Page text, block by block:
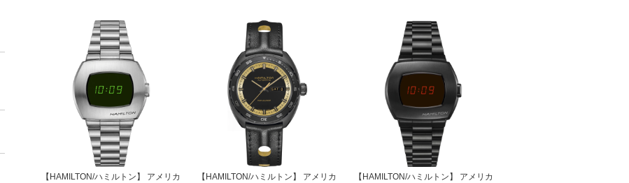
【HAMILTON/ハミルトン】 アメリカ
【HAMILTON/ハミルトン】 アメリカ
【HAMILTON/ハミルトン】 アメリカ